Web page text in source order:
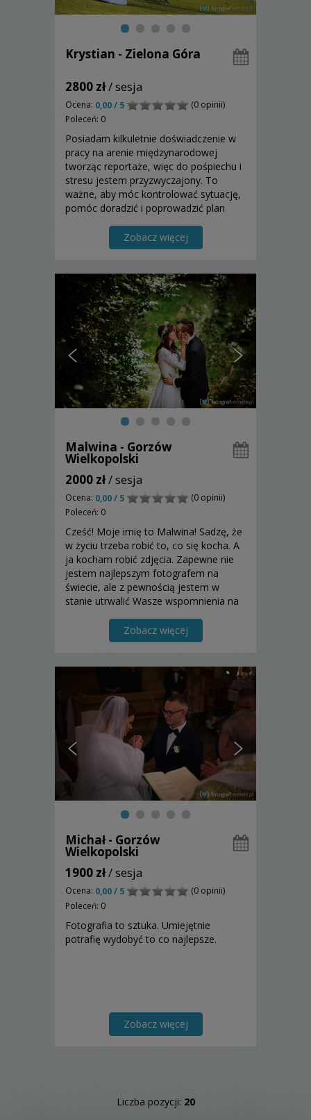
Krystian - Zielona Góra
2800 zł/ sesja
Ocena: 0,00 / 5
(0 opinii)
Poleceń: 0
Posiadam kilkuletnie doświadczenie w
pracy na arenie międzynarodowej
tworząc reportaże, więc do pośpiechu i
stresu jestem przyzwyczajony. To
ważne, aby móc kontrolować sytuację,
pomóc doradzić i poprowadzić plan
idealnie w tym szczególnym dniu.
Zobacz więcej
Malwina - Gorzów
Wielkopolski
2000 zł/ sesja
Ocena: 0,00 / 5
(0 opinii)
Poleceń: 0
Cześć! Moje imię to Malwina! Sadzę, że
w życiu trzeba robić to, co się kocha. A
ja kocham robić zdjęcia. Zapewne nie
jestem najlepszym fotografem na
świecie, ale z pewnością jestem w
stanie utrwalić Wasze wspomnienia na
cieszyć Wasze oczy długo po...
Zobacz więcej
Michał - Gorzów
Wielkopolski
1900 zł/ sesja
Ocena: 0,00 / 5
(0 opinii)
Poleceń: 0
Fotografia to sztuka. Umiejętnie
potrafię wydobyć to co najlepsze.
Zobacz więcej
Liczba pozycji: 20